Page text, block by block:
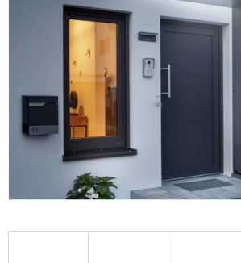
hvězdiček.